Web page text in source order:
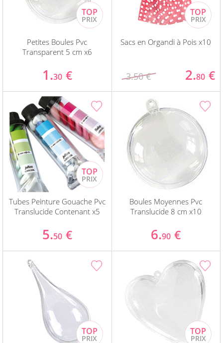
Petites Boules Pvc
Transparent 5 cm x6
1.30 €
Sacs en Organdi à Pois x10
3.50 € 2.80 €
Tubes Peinture Gouache Pvc
Translucide Contenant x5
5.50 €
Boules Moyennes Pvc
Translucide 8 cm x10
6.90 €